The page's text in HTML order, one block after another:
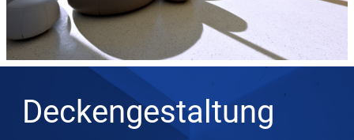
Deckengestaltung